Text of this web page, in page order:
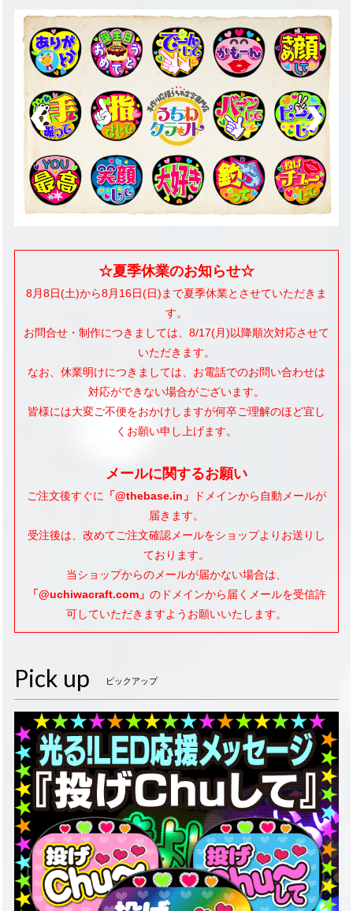
☆夏季休業のお知らせ☆
8月8日(土)から8月16日(日)まで夏季休業とさせていただきま
す。
お問合せ・制作につきましては、8/17(月)以降順次対応させて
いただきます。
なお、休業明けにつきましては、お電話でのお問い合わせは
対応ができない場合がございます。
皆様には大変ご不便をおかけしますが何卒ご理解のほど宜し
くお願い申し上げます。
メールに関するお願い
ご注文後すぐに 「@thebase.in」
ドメインから自動メールが
届きます。
受注後は、改めてご注文確認メールをショップよりお送りし
ております。
当ショップからのメールが届かない場合は、
「@uchiwacraft.com」 のドメインから届くメールを受信許
可していただきますようお願いいたします。
Pick up ピックアップ